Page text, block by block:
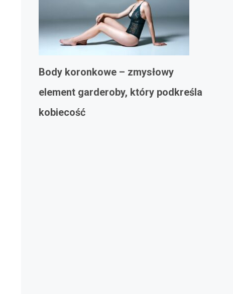
Body koronkowe – zmysłowy
element garderoby, który podkreśla
kobiecość